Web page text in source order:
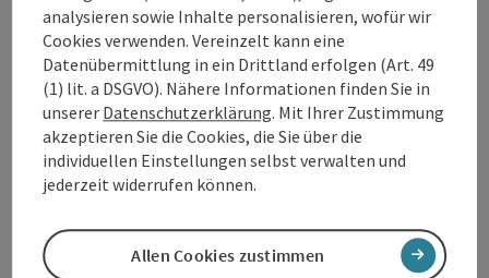
Zsolnay erschien 2023 »Der überschätzte Mensch.
Anthropologie der Verletzlichkeit«.
VK 16 € / AK 20 € literaturschiff.at/ticket
ticket@literaturschiff.at
SMS: 0660/768 64 33
Karten ab Herbst auch im Gemeindeamt in Andorf
analysieren sowie Inhalte personalisieren, wofür wir
Cookies verwenden. Vereinzelt kann eine
Datenübermittlung in ein Drittland erfolgen (Art. 49
(1) lit. a DSGVO). Nähere Informationen finden Sie in
unserer Datenschutzerklärung. Mit Ihrer Zustimmung
akzeptieren Sie die Cookies, die Sie über die
individuellen Einstellungen selbst verwalten und
jederzeit widerrufen können.
Allen Cookies zustimmen